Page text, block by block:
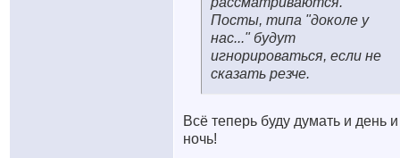
Посты, типа "доколе у
нас..." будут
игнорироваться, если не
сказать резче.
Всё теперь буду думать и день и
ночь!